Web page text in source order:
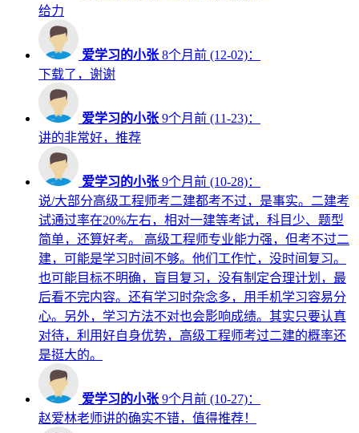
给力
爱学习的小张 8个月前 (12-02)：
下载了，谢谢
爱学习的小张 9个月前 (11-23)：
讲的非常好，推荐
爱学习的小张 9个月前 (10-28)：
说/大部分高级工程师考二建都考不过，是事实。二建考
试通过率在20%左右，相对一建等考试，科目少、题型
简单，还算好考。 高级工程师专业能力强，但考不过二
建，可能是学习时间不够。他们工作忙，没时间复习。
也可能目标不明确，盲目复习，没有制定合理计划，最
后看不完内容。还有学习时杂念多，用手机学习容易分
心。另外，学习方法不对也会影响成绩。其实只要认真
对待，利用好自身优势，高级工程师考过二建的概率还
是挺大的。
爱学习的小张 9个月前 (10-27)：
赵爱林老师讲的确实不错，值得推荐！